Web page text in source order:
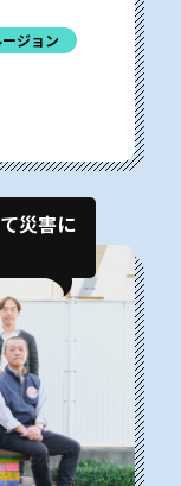
ジョン
災害に